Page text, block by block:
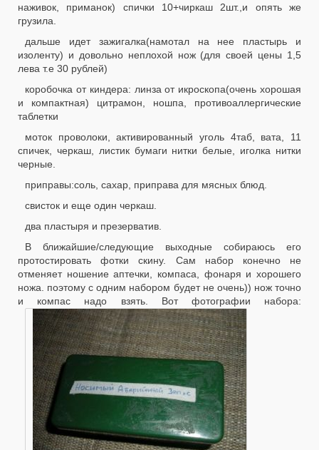
наживок, приманок) спички 10+чиркаш 2шт.,и опять же
грузила.
дальше идет зажигалка(намотал на нее пластырь и
изоленту) и довольно неплохой нож (для своей цены 1,5
лева т.е 30 рублей)
коробочка от киндера: линза от икроскопа(очень хорошая
и компактная) цитрамон, ношпа, противоаллергические
таблетки
моток проволоки, активированный уголь 4таб, вата, 11
спичек, черкаш, листик бумаги нитки белые, иголка нитки
черные.
приправы:соль, сахар, приправа для мясных блюд.
свисток и еще один черкаш.
два пластыря и презерватив.
В ближайшие/следующие выходные собираюсь его
протостировать фотки скину. Сам набор конечно не
отменяет ношение аптечки, компаса, фонаря и хорошего
ножа. поэтому с одним набором будет не очень)) нож точно
и компас надо взять. Вот фотографии набора: